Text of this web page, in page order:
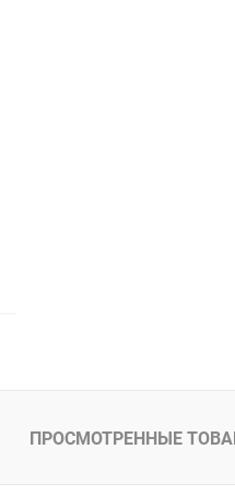
ПРОСМОТРЕННЫЕ